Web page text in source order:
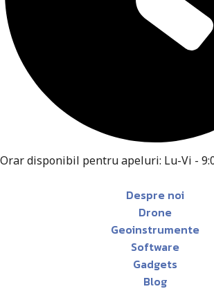
Orar disponibil pentru apeluri: Lu-Vi -
Despre noi
Drone
Geoinstrumente
Software
Gadgets
Blog